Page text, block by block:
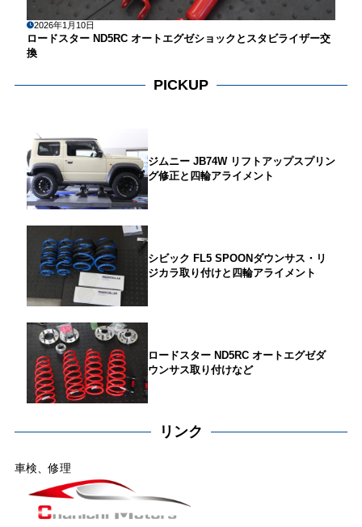
2026年1月10日
ロードスター ND5RC オートエグゼショックとスタビライザー交
換
PICKUP
ジムニー JB74W リフトアップスプリン
グ修正と四輪アライメント
シビック FL5 SPOONダウンサス・リ
ジカラ取り付けと四輪アライメント
ロードスター ND5RC オートエグゼダ
ウンサス取り付けなど
リンク
車検、修理